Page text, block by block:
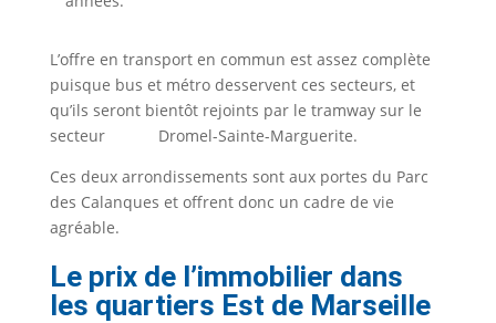
L’offre en transport en commun est assez complète
puisque bus et métro desservent ces secteurs, et
qu’ils seront bientôt rejoints par le tramway sur le
secteur Dromel-Sainte-Marguerite.
Ces deux arrondissements sont aux portes du Parc
des Calanques et offrent donc un cadre de vie
agréable.
Le prix de l’immobilier dans
les quartiers Est de Marseille